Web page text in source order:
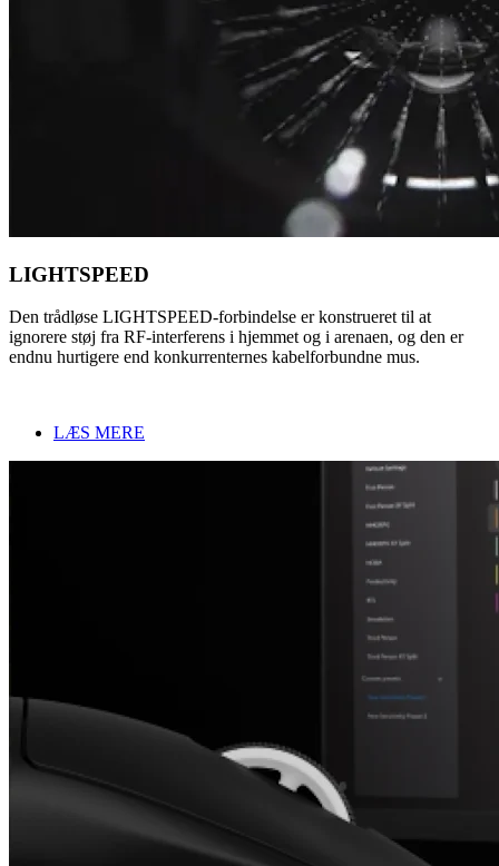
LIGHTSPEED
Den trådløse LIGHTSPEED-forbindelse er konstrueret til at
ignorere støj fra RF-interferens i hjemmet og i arenaen, og den er
endnu hurtigere end konkurrenternes kabelforbundne mus.
LÆS MERE